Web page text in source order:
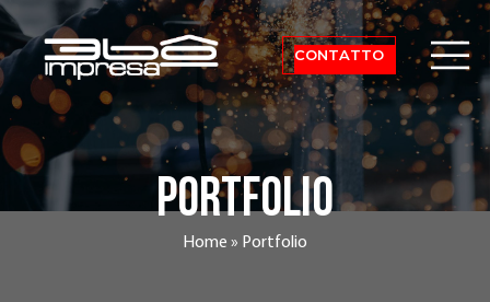
CONTATTO
portfolio
Home » Portfolio